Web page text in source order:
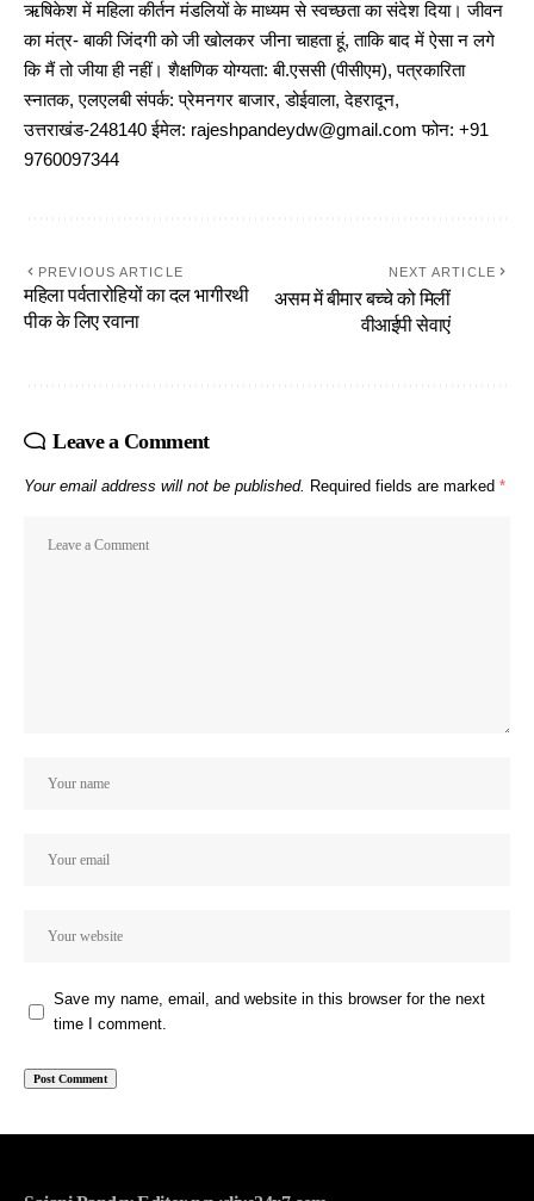
ऋषिकेश में महिला कीर्तन मंडलियों के माध्यम से स्वच्छता का संदेश दिया। जीवन
का मंत्र- बाकी जिंदगी को जी खोलकर जीना चाहता हूं, ताकि बाद में ऐसा न लगे
कि मैं तो जीया ही नहीं। शैक्षणिक योग्यता: बी.एससी (पीसीएम), पत्रकारिता
स्नातक, एलएलबी संपर्क: प्रेमनगर बाजार, डोईवाला, देहरादून,
उत्तराखंड-248140 ईमेल: rajeshpandeydw@gmail.com फोन: +91
9760097344
PREVIOUS ARTICLE
महिला पर्वतारोहियों का दल भागीरथी
पीक के लिए रवाना
NEXT ARTICLE
असम में बीमार बच्चे को मिलीं
वीआईपी सेवाएं
Leave a Comment
Your email address will not be published. Required fields are marked *
Save my name, email, and website in this browser for the next
time I comment.